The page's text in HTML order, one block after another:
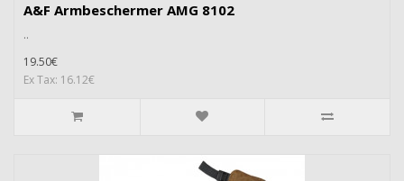
A&F Armbeschermer AMG 8102
..
19.50€
Ex Tax: 16.12€